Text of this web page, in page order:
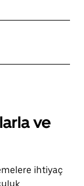
ve
ihtiyaç